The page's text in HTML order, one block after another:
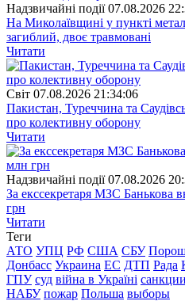
Надзвичайні події 07.08.2026
На Миколаївщині у пункті
загиблий, двоє травмовані
Читати
Свiт 07.08.2026 21:34:06
Пакистан, Туреччина та
про колективну оборону
Читати
Надзвичайні події 07.08.2026
За екссекретаря МЗС Банькова
грн
Читати
Теги
АТО УПЦ РФ США СБУ
Донбасс Украина ЕС ДТП Рада
ГПУ суд війна в Україні санкции
НАБУ пожар Польша выборы